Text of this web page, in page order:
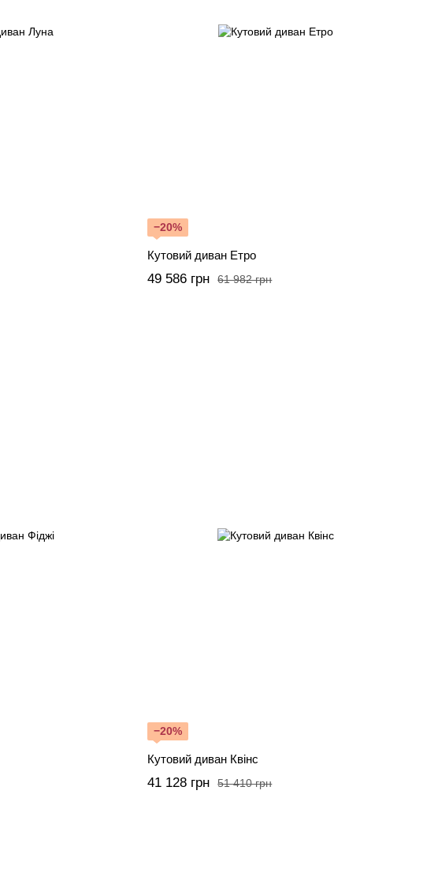
−20%
Кутовий диван Етро
61 982 грн
49 586 грн
−20%
Кутовий диван Квінс
51 410 грн
41 128 грн